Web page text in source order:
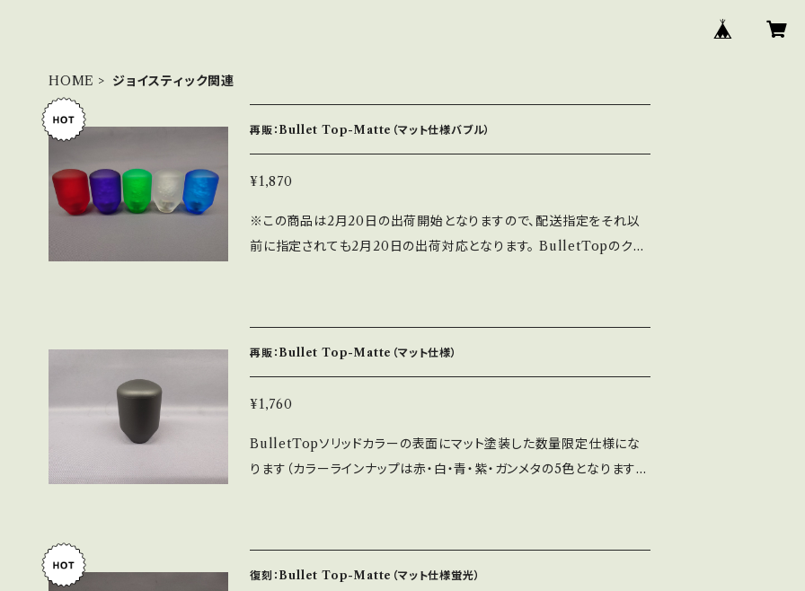
HOME ジョイスティック関連
再販：Bullet Top-Matte（マット仕様バブル）
¥1,870
※この商品は2月20日の出荷開始となりますので、配送指定をそれ以
前に指定されても2月20日の出荷対応となります。 BulletTopのクリ
取付穴寸法は通常品と同じくＭ6での取付となります。
再販：Bullet Top-Matte（マット仕様）
¥1,760
BulletTopソリッドカラーの表面にマット塗装した数量限定仕様にな
ります（カラーラインナップは赤・白・青・紫・ガンメタの5色となります）
復刻：Bullet Top-Matte（マット仕様蛍光）